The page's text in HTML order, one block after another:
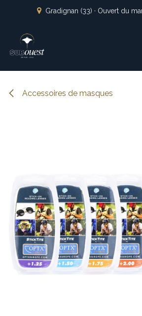
Se rendre au contenu
Gradignan (33) · Ouvert du
Accessoires de masques